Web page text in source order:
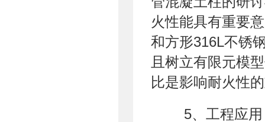
火性能具有重要
和方形316L不锈
且树立有限元模
比是影响耐火性
5、工程应用